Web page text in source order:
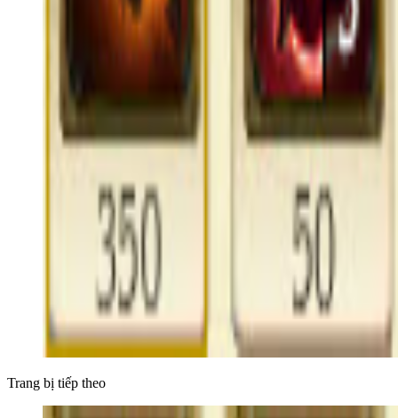
Trang bị tiếp theo